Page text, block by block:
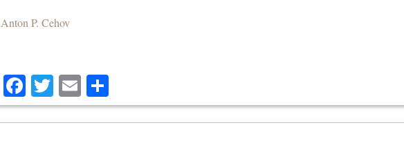
Anton P. Cehov
Facebook
Twitter
Email